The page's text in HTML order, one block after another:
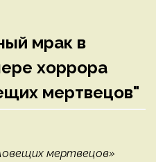
мрак в
хоррора
мертвецов"
мертвецов»